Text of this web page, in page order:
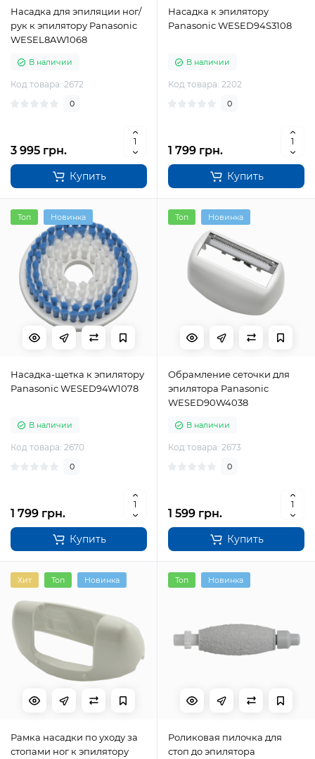
Насадка для эпиляции ног/
рук к эпилятору Panasonic
WESEL8AW1068
В наличии
Код товара: 2672
0
3 995 грн.
Купить
Насадка к эпилятору
Panasonic WESED94S3108
В наличии
Код товара: 2202
0
1 799 грн.
Купить
Топ Новинка
Насадка-щетка к эпилятору
Panasonic WESED94W1078
В наличии
Код товара: 2670
0
1 799 грн.
Купить
Топ Новинка
Обрамление сеточки для
эпилятора Panasonic
WESED90W4038
В наличии
Код товара: 2673
0
1 599 грн.
Купить
Хит Топ Новинка
Рамка насадки по уходу за
стопами ног к эпилятору
Топ Новинка
Роликовая пилочка для
стоп до эпилятора